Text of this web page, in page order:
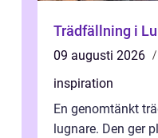
Trädfällning i
09 augusti 2026
inspiration
En genomtänkt
lugnare. Den ger